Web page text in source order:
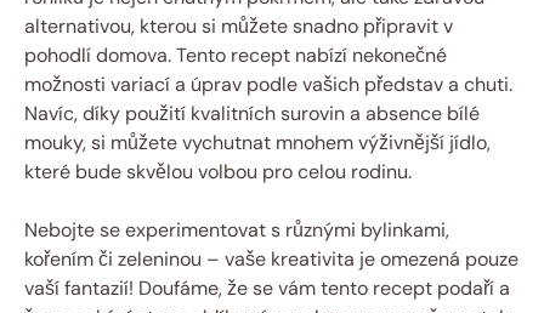
alternativou, kterou si můžete snadno připravit v
pohodlí domova. Tento recept nabízí nekonečné
možnosti variací a úprav podle vašich představ a chuti.
Navíc, díky použití kvalitních surovin a absence bílé
mouky, si můžete vychutnat mnohem výživnější jídlo,
které bude skvělou volbou pro celou rodinu.
Nebojte se experimentovat s různými bylinkami,
kořením či zeleninou – vaše kreativita je omezená pouze
vaší fantazií! Doufáme, že se vám tento recept podaří a